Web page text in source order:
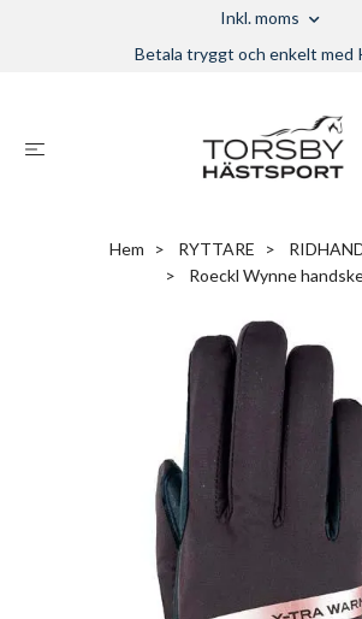
Inkl. moms
Betala tryggt och enkelt med
Hem RYTTARE
Roeckl Wynne